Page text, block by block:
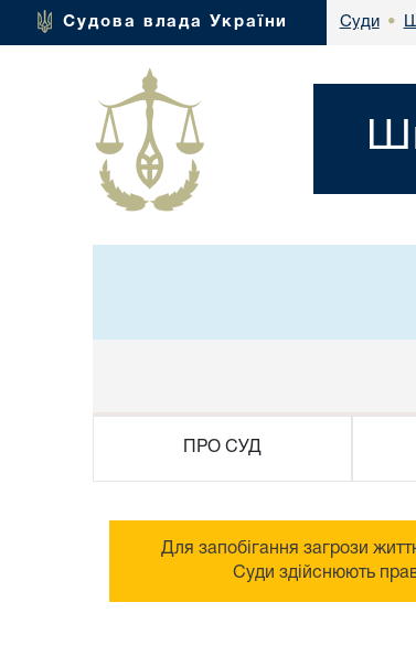
Судова влада України Суди •
ПРО СУД
Для запобігання загрози
Суди здійснюють